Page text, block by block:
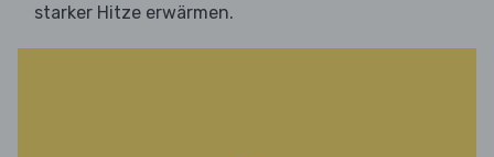
starker Hitze erwärmen.